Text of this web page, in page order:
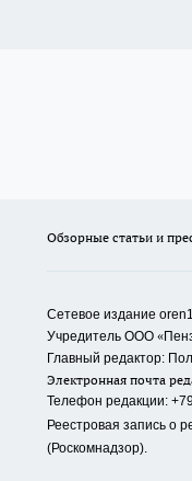
Обзорные статьи и
Сетевое издание
Учредитель ООО «
Главный редактор:
Электронная почта
Телефон редакции:
Реестровая запись о
(Роскомнадзор).